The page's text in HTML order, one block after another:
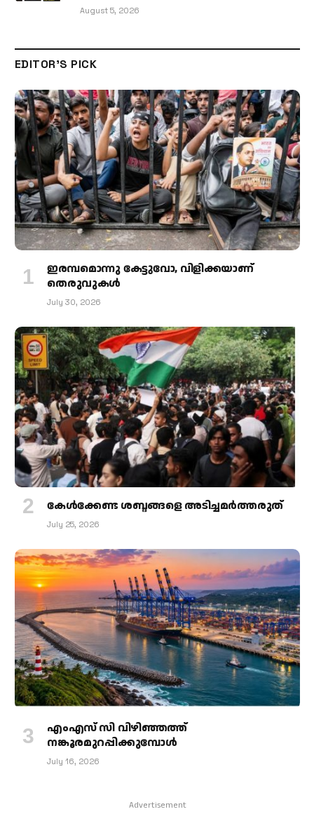
August 5, 2026
EDITOR'S PICK
ഇരമ്പമൊന്നു കേട്ടുവോ, വിളിക്കയാണ്
തെരുവുകള്‍
July 30, 2026
കേള്‍ക്കേണ്ട ശബ്ദങ്ങളെ അടിച്ചമര്‍ത്തരുത്
July 25, 2026
എംഎസ് സി വിഴിഞ്ഞത്ത്
നങ്കൂരമുറപ്പിക്കുമ്പോള്‍
July 16, 2026
Advertisement